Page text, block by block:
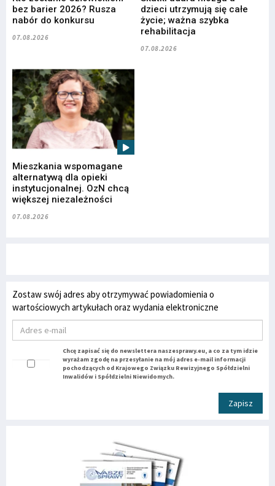
bez barier 2026? Rusza
nabór do konkursu
07.08.2026
dzieci utrzymują się całe
życie; ważna szybka
rehabilitacja
07.08.2026
Mieszkania wspomagane
alternatywą dla opieki
instytucjonalnej. OzN chcą
większej niezależności
07.08.2026
Zostaw swój adres aby otrzymywać powiadomienia o
wartościowych artykułach oraz wydania elektroniczne
Chcę zapisać się do newslettera naszesprawy.eu, a co za tym idzie
wyrażam zgodę na przesyłanie na mój adres e-mail informacji
pochodzących od Krajowego Związku Rewizyjnego Spółdzielni
Inwalidów i Spółdzielni Niewidomych.
Zapisz